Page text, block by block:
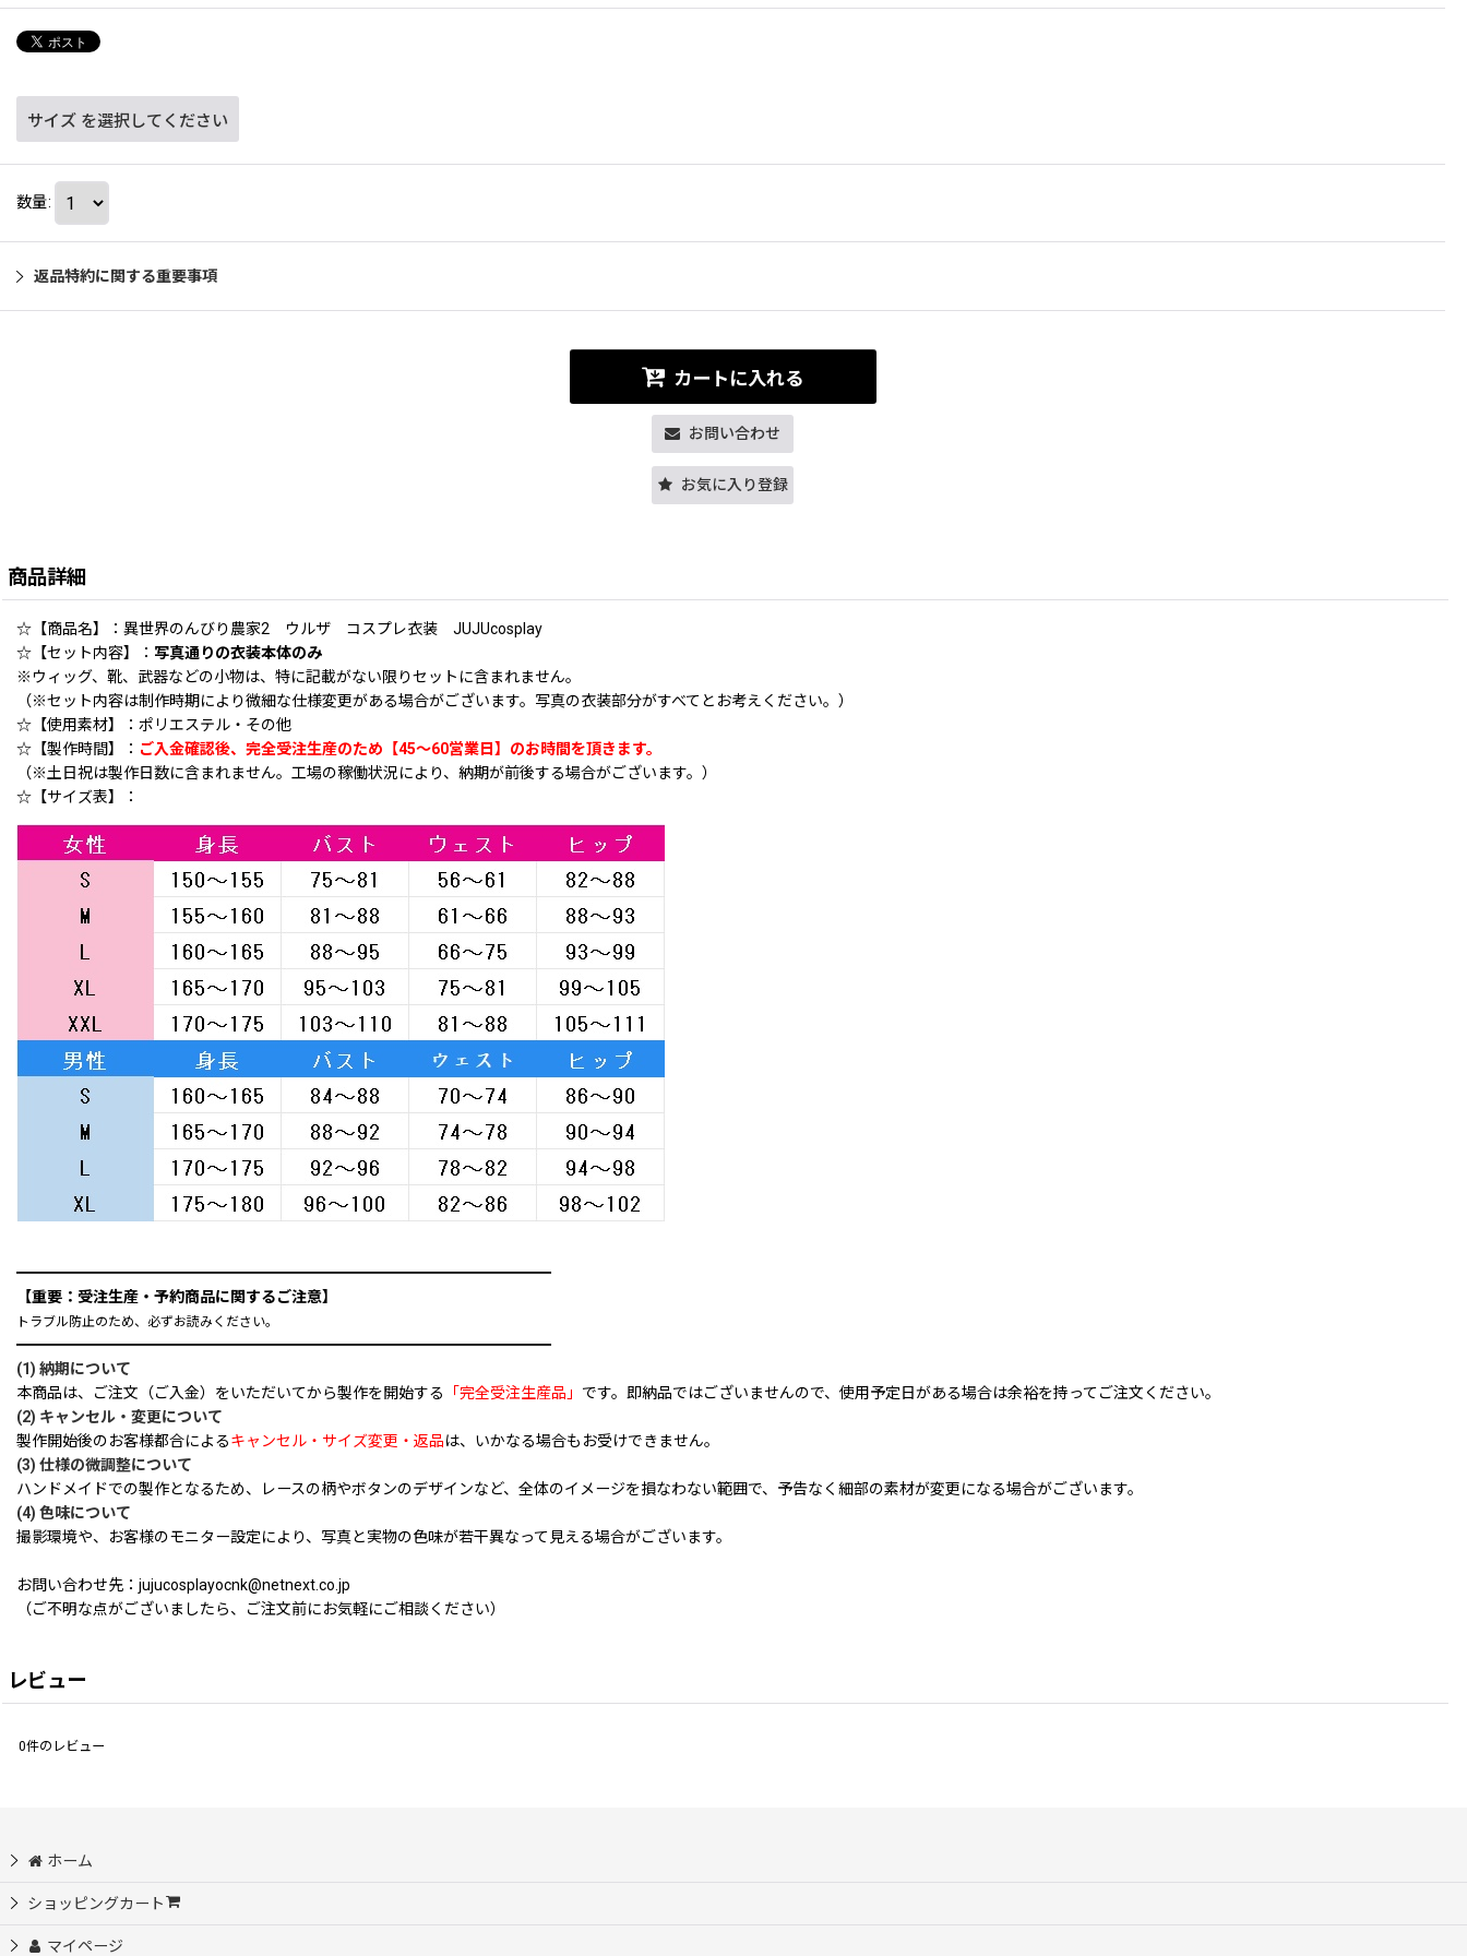
サイズ を選択してください
数量:
返品特約に関する重要事項
カートに入れる
お問い合わせ
お気に入り登録
商品詳細
☆【商品名】：異世界のんびり農家2 ウルザ コスプレ衣装 JUJUcosplay
☆【セット内容】： 写真通りの衣装本体のみ
※ウィッグ、靴、武器などの小物は、特に記載がない限りセットに含まれません。
（※セット内容は制作時期により微細な仕様変更がある場合がございます。写真の衣装部分がすべてとお考えください。）
☆【使用素材】：ポリエステル・その他
☆【製作時間】： ご入金確認後、完全受注生産のため【45〜60営業日】のお時間を頂きます。
（※土日祝は製作日数に含まれません。工場の稼働状況により、納期が前後する場合がございます。）
☆【サイズ表】：
━━━━━━━━━━━━━━━━━━━━━━━━━━━━━━━━━━━
【重要：受注生産・予約商品に関するご注意】
トラブル防止のため、必ずお読みください。
━━━━━━━━━━━━━━━━━━━━━━━━━━━━━━━━━━━
(1) 納期について
本商品は、ご注文（ご入金）をいただいてから製作を開始する
「完全受注生産品」 です。即納品ではございませんので、使用予定日がある場合は余裕を持ってご注文ください。
(2) キャンセル・変更について
製作開始後のお客様都合によるキャンセル・サイズ変更・返品は、いかなる場合もお受けできません。
(3) 仕様の微調整について
ハンドメイドでの製作となるため、レースの柄やボタンのデザインなど、全体のイメージを損なわない範囲で、予告なく細部の素材が変更になる場合がございます。
(4) 色味について
撮影環境や、お客様のモニター設定により、写真と実物の色味が若干異なって見える場合がございます。
お問い合わせ先：jujucosplayocnk@netnext.co.jp
（ご不明な点がございましたら、ご注文前にお気軽にご相談ください）
レビュー
0件のレビュー
ホーム
ショッピングカート
マイページ